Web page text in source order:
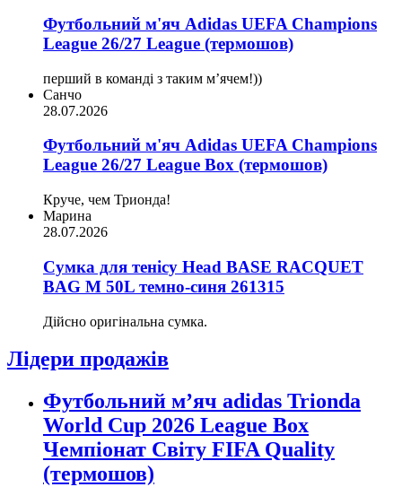
Футбольний м'яч Adidas UEFA Champions
League 26/27 League (термошов)
перший в команді з таким мʼячем!))
Санчо
28.07.2026
Футбольний м'яч Adidas UEFA Champions
League 26/27 League Box (термошов)
Круче, чем Трионда!
Марина
28.07.2026
Сумка для тенісу Head BASE RACQUET
BAG M 50L темно-синя 261315
Дійсно оригінальна сумка.
Лідери продажів
Футбольний м’яч adidas Trionda
World Cup 2026 League Box
Чемпіонат Світу FIFA Quality
(термошов)